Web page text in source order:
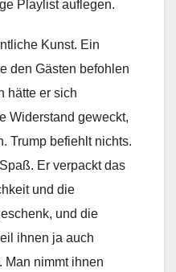
Playlist auflegen.
Kunst. Ein
den Gästen befohlen
hätte er sich
Widerstand geweckt,
Trump befiehlt nichts.
Er verpackt das
und die
und die
ihnen ja auch
Man nimmt ihnen